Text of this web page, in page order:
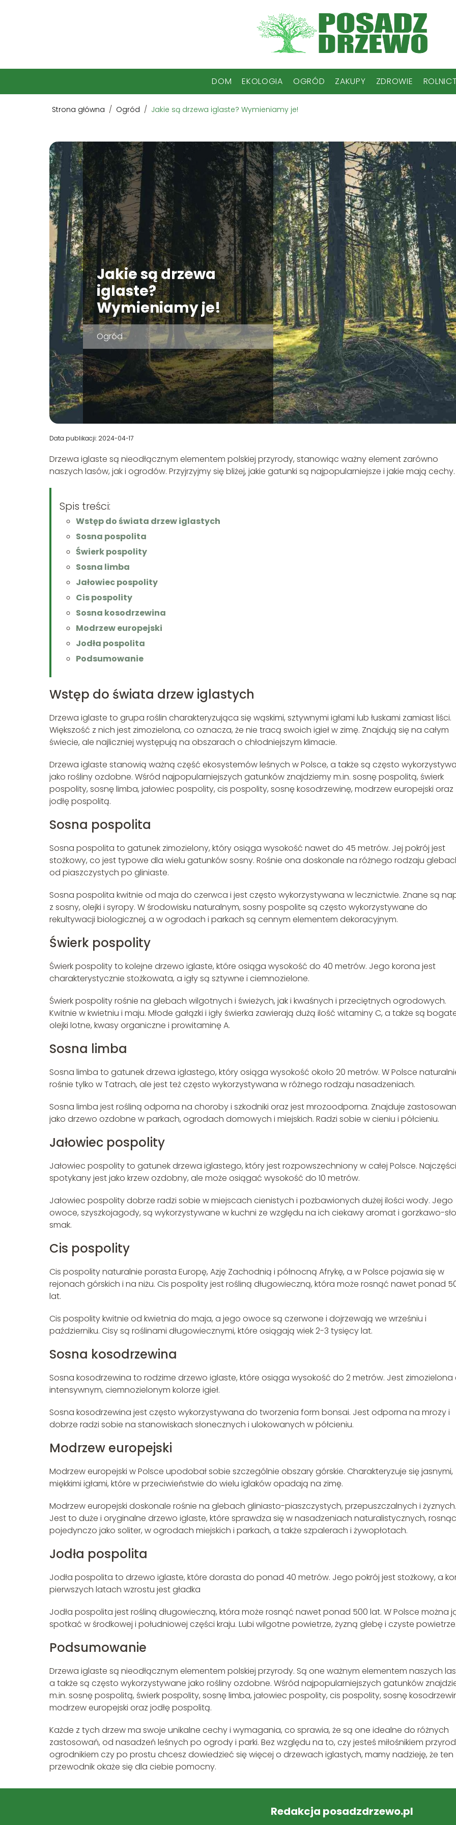
DOM EKOLOGIA OGRÓD ZAKUPY ZDROWIE
Strona główna / Ogród / Jakie są drzewa iglaste? Wymieniamy je!
Jakie są drzewa
iglaste?
Wymieniamy je!
Ogród
Data publikacji: 2024-04-17
Drzewa iglaste są nieodłącznym elementem polskiej przyrody, stanowiąc ważny element zarówno
naszych lasów, jak i ogrodów. Przyjrzyjmy się bliżej, jakie gatunki są najpopularniejsze i jakie mają cechy.
Spis treści:
Wstęp do świata drzew iglastych
Sosna pospolita
Świerk pospolity
Sosna limba
Jałowiec pospolity
Cis pospolity
Sosna kosodrzewina
Modrzew europejski
Jodła pospolita
Podsumowanie
Wstęp do świata drzew iglastych
Drzewa iglaste to grupa roślin charakteryzująca się wąskimi, sztywnymi igłami lub łuskami zamiast liści.
Większość z nich jest zimozielona, co oznacza, że nie tracą swoich igieł w zimę. Znajdują się na całym
świecie, ale najliczniej występują na obszarach o chłodniejszym klimacie.
Drzewa iglaste stanowią ważną część ekosystemów leśnych w Polsce, a także są często
jako rośliny ozdobne. Wśród najpopularniejszych gatunków znajdziemy m.in. sosnę pospolitą, świerk
pospolity, sosnę limba, jałowiec pospolity, cis pospolity, sosnę kosodrzewinę, modrzew europejski oraz
jodłę pospolitą.
Sosna pospolita
Sosna pospolita to gatunek zimozielony, który osiąga wysokość nawet do 45 metrów. Jej pokrój jest
stożkowy, co jest typowe dla wielu gatunków sosny. Rośnie ona doskonale na różnego rodzaju
od piaszczystych po gliniaste.
Sosna pospolita kwitnie od maja do czerwca i jest często wykorzystywana w lecznictwie. Znane są
z sosny, olejki i syropy. W środowisku naturalnym, sosny pospolite są często wykorzystywane do
rekultywacji biologicznej, a w ogrodach i parkach są cennym elementem dekoracyjnym.
Świerk pospolity
Świerk pospolity to kolejne drzewo iglaste, które osiąga wysokość do 40 metrów. Jego korona jest
charakterystycznie stożkowata, a igły są sztywne i ciemnozielone.
Świerk pospolity rośnie na glebach wilgotnych i świeżych, jak i kwaśnych i przeciętnych ogrodowych.
Kwitnie w kwietniu i maju. Młode gałązki i igły świerka zawierają dużą ilość witaminy C, a także są
olejki lotne, kwasy organiczne i prowitaminę A.
Sosna limba
Sosna limba to gatunek drzewa iglastego, który osiąga wysokość około 20 metrów. W Polsce
rośnie tylko w Tatrach, ale jest też często wykorzystywana w różnego rodzaju nasadzeniach.
Sosna limba jest rośliną odporna na choroby i szkodniki oraz jest mrozoodporna. Znajduje
jako drzewo ozdobne w parkach, ogrodach domowych i miejskich. Radzi sobie w cieniu i półcieniu.
Jałowiec pospolity
Jałowiec pospolity to gatunek drzewa iglastego, który jest rozpowszechniony w całej Polsce.
spotykany jest jako krzew ozdobny, ale może osiągać wysokość do 10 metrów.
Jałowiec pospolity dobrze radzi sobie w miejscach cienistych i pozbawionych dużej ilości wody. Jego
owoce, szyszkojagody, są wykorzystywane w kuchni ze względu na ich ciekawy aromat i gorzkawo-
smak.
Cis pospolity
Cis pospolity naturalnie porasta Europę, Azję Zachodnią i północną Afrykę, a w Polsce pojawia się w
rejonach górskich i na niżu. Cis pospolity jest rośliną długowieczną, która może rosnąć nawet ponad
lat.
Cis pospolity kwitnie od kwietnia do maja, a jego owoce są czerwone i dojrzewają we wrześniu i
październiku. Cisy są roślinami długowiecznymi, które osiągają wiek 2-3 tysięcy lat.
Sosna kosodrzewina
Sosna kosodrzewina to rodzime drzewo iglaste, które osiąga wysokość do 2 metrów. Jest zimozielona
intensywnym, ciemnozielonym kolorze igieł.
Sosna kosodrzewina jest często wykorzystywana do tworzenia form bonsai. Jest odporna na mrozy i
dobrze radzi sobie na stanowiskach słonecznych i ulokowanych w półcieniu.
Modrzew europejski
Modrzew europejski w Polsce upodobał sobie szczególnie obszary górskie. Charakteryzuje się jasnymi,
miękkimi igłami, które w przeciwieństwie do wielu iglaków opadają na zimę.
Modrzew europejski doskonale rośnie na glebach gliniasto-piaszczystych, przepuszczalnych i żyznych.
Jest to duże i oryginalne drzewo iglaste, które sprawdza się w nasadzeniach naturalistycznych,
pojedynczo jako soliter, w ogrodach miejskich i parkach, a także szpalerach i żywopłotach.
Jodła pospolita
Jodła pospolita to drzewo iglaste, które dorasta do ponad 40 metrów. Jego pokrój jest stożkowy, a
pierwszych latach wzrostu jest gładka
Jodła pospolita jest rośliną długowieczną, która może rosnąć nawet ponad 500 lat. W Polsce można
spotkać w środkowej i południowej części kraju. Lubi wilgotne powietrze, żyzną glebę i czyste powietrze.
Podsumowanie
Drzewa iglaste są nieodłącznym elementem polskiej przyrody. Są one ważnym elementem naszych
a także są często wykorzystywane jako rośliny ozdobne. Wśród najpopularniejszych gatunków
m.in. sosnę pospolitą, świerk pospolity, sosnę limba, jałowiec pospolity, cis pospolity, sosnę
modrzew europejski oraz jodłę pospolitą.
Każde z tych drzew ma swoje unikalne cechy i wymagania, co sprawia, że są one idealne do różnych
zastosowań, od nasadzeń leśnych po ogrody i parki. Bez względu na to, czy jesteś miłośnikiem
ogrodnikiem czy po prostu chcesz dowiedzieć się więcej o drzewach iglastych, mamy nadzieję, że ten
przewodnik okaże się dla ciebie pomocny.
Redakcja posadzdrzewo.pl